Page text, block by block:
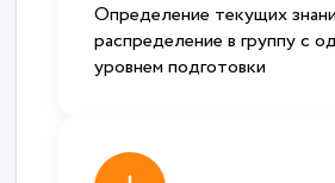
Определение текущих
распределение в группу с
уровнем подготовки